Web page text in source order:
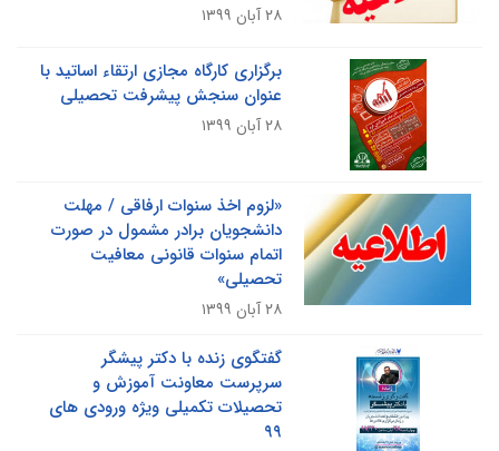
برگزاری کارگاه مجازی ارتقاء اساتید با
عنوان سنجش پیشرفت تحصیلی
«لزوم اخذ سنوات ارفاقی / مهلت
دانشجویان برادر مشمول در صورت
اتمام سنوات قانونی معافیت
تحصیلی»
گفتگوی زنده با دکتر پیشگر
سرپرست معاونت آموزش و
تحصیلات تکمیلی ویژه ورودی های